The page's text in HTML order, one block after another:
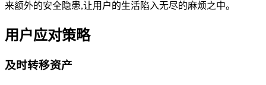
来额外的安全隐患,让用户的生活陷入无尽的麻烦之中。
用户应对策略
及时转移资产